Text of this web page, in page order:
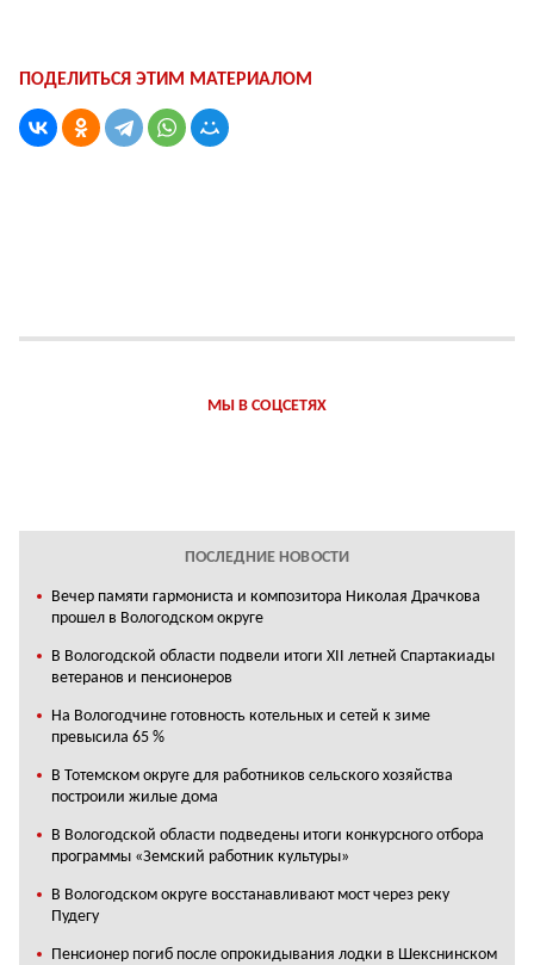
ПОДЕЛИТЬСЯ ЭТИМ МАТЕРИАЛОМ
МЫ В СОЦСЕТЯХ
ПОСЛЕДНИЕ НОВОСТИ
Вечер памяти гармониста и композитора Николая Драчкова
прошел в Вологодском округе
В Вологодской области подвели итоги XII летней Спартакиады
ветеранов и пенсионеров
На Вологодчине готовность котельных и сетей к зиме
превысила 65 %
В Тотемском округе для работников сельского хозяйства
построили жилые дома
В Вологодской области подведены итоги конкурсного отбора
программы «Земский работник культуры»
В Вологодском округе восстанавливают мост через реку
Пудегу
Пенсионер погиб после опрокидывания лодки в Шекснинском